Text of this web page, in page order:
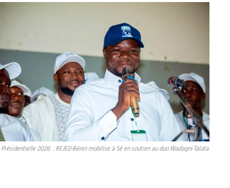
Présidentielle 2026 : REJED-Bénin mobilise à Sè en soutien au duo Wadagni-Talata